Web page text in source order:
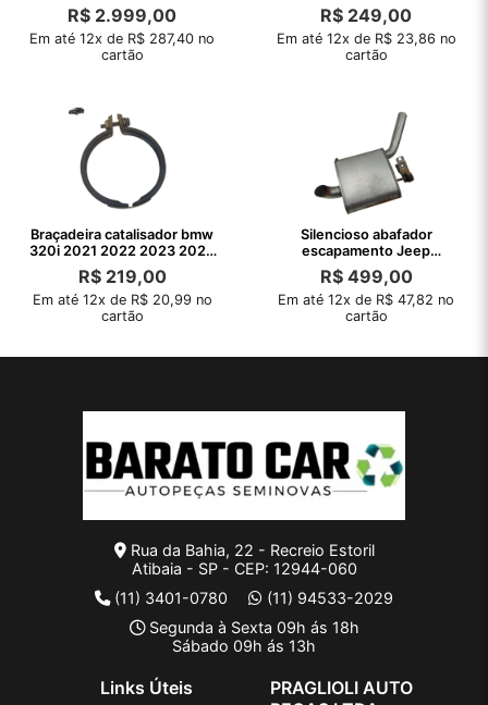
2020 2021 22
R$ 2.999,00
Em até 12x de R$ 287,40 no
cartão
R$ 249,00
Em até 12x de R$ 23,86 no
cartão
Braçadeira catalisador bmw
320i 2021 2022 2023 2024
2025
R$219,00
Em até 12x de R$ 20,99 no
cartão
Silencioso abafador
escapamento Jeep
Commander 2.0 2022 2023
R$499,00
Em até 12x de R$ 47,82 no
cartão
Rua da Bahia, 22 - Recreio Estoril
Atibaia - SP - CEP: 12944-060
(11) 3401-0780
(11) 94533-2029
Segunda à Sexta 09h ás 18h
Sábado 09h ás 13h
Links Úteis
PRAGLIOLI AUTO